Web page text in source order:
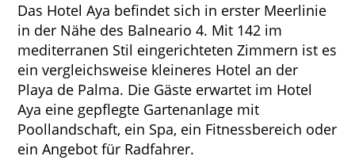
Das Hotel Aya befindet sich in erster Meerlinie
in der Nähe des Balneario 4. Mit 142 im
mediterranen Stil eingerichteten Zimmern ist es
ein vergleichsweise kleineres Hotel an der
Playa de Palma. Die Gäste erwartet im Hotel
Aya eine gepflegte Gartenanlage mit
Poollandschaft, ein Spa, ein Fitnessbereich oder
ein Angebot für Radfahrer.